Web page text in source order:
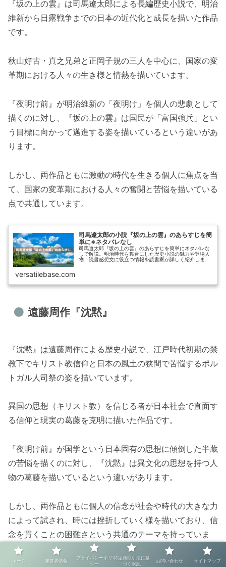
『坂の上の雲』は司馬遼太郎による長編歴史小説で、明治
維新から日露戦争までの日本の近代化と成長を描いた作品
です。
秋山好古・真之兄弟と正岡子規の三人を中心に、国家の変
革期における人々の生き様と情熱を描いています。
『夜明け前』が明治維新の「夜明け」を個人の悲劇として
描くのに対し、『坂の上の雲』は国民が「富国強兵」とい
う目標に向かって邁進する姿を描いているという違いがあ
ります。
しかし、両作品ともに激動の時代を生きる個人に焦点を当
て、国家の変革期における人々の奮闘と苦悩を描いている
点で共通しています。
司馬遼太郎の小説『坂の上の雲』のあらすじを簡
単に※ネタバレなし
司馬遼太郎『坂の上の雲』のあらすじを簡単にネタバレな
しで解説。明治時代を舞台にした歴史小説の魅力や登場人
物、読書感想文に役立つ情報を読書家が詳しく紹介しま
versatilebase.com
遠藤周作『沈黙』
『沈黙』は遠藤周作による歴史小説で、江戸時代初期の禁
教下でキリスト教信仰と日本の風土の狭間で苦悩するポル
トガル人司祭の姿を描いています。
異国の思想（キリスト教）を信じる者が日本社会で直面す
る信仰と現実の葛藤を克明に描いた作品です。
『夜明け前』が国学という日本固有の思想に傾倒した半蔵
の苦悩を描くのに対し、『沈黙』は異文化の思想を持つ人
物の葛藤を描いているという違いがあります。
しかし、両作品ともに個人の信念が社会や時代の大きな力
によって試され、時には挫折していく様を描いており、信
念を貫くことの困難さという共通のテーマを持っていま
す。
ホーム 運営者情報
プライバシーポリ
シー
特定商取引法に基
づく表記
お問い合わせ サイトマップ